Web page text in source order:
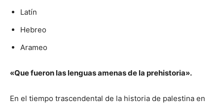
Latín
Hebreo
Arameo
«Que fueron las lenguas amenas de la prehistoria».
En el tiempo trascendental de la historia de palestina en